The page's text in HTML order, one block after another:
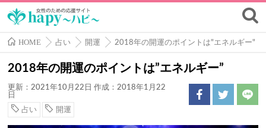
HOME 占い 開運 2018年の開運のポイントは"エネルギー"
2018年の開運のポイントは”エネルギー”
更新：2021年10月22日 作成：2018年1月22
日
占い
開運